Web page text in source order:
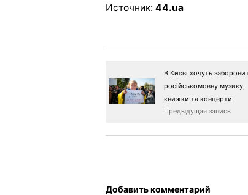
Источник: 44.ua
В Києві хочуть
російськомовну музику,
книжки та концерти
Предыдущая запись
Добавить комментарий